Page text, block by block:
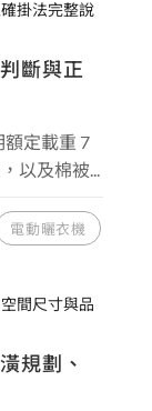
斷與正
定載重 7
以及棉被...
電動曬衣機
規劃、